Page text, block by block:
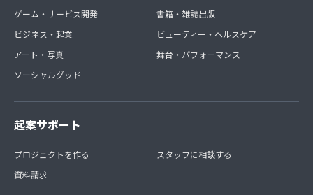
ゲーム・サービス開発
ビジネス・起業
アート・写真
ソーシャルグッド
書籍・雑誌出版
ビューティー・ヘルスケア
舞台・パフォーマンス
起案サポート
プロジェクトを作る
資料請求
スタッフに相談する